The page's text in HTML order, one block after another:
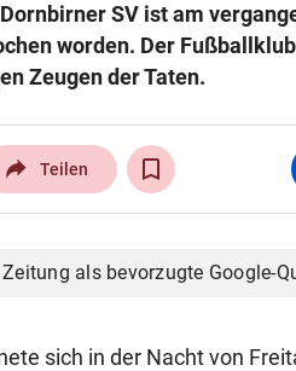
SV ist am
worden. Der
Zeugen der Taten.
Teilen
als bevorzugte Google-
sich in der Nacht von